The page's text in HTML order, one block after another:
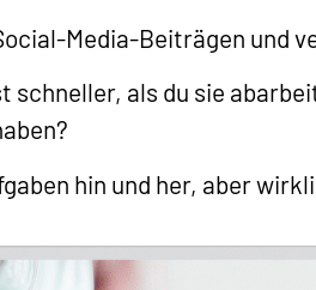
Media-Beiträgen und
schneller, als du sie
hin und her, aber